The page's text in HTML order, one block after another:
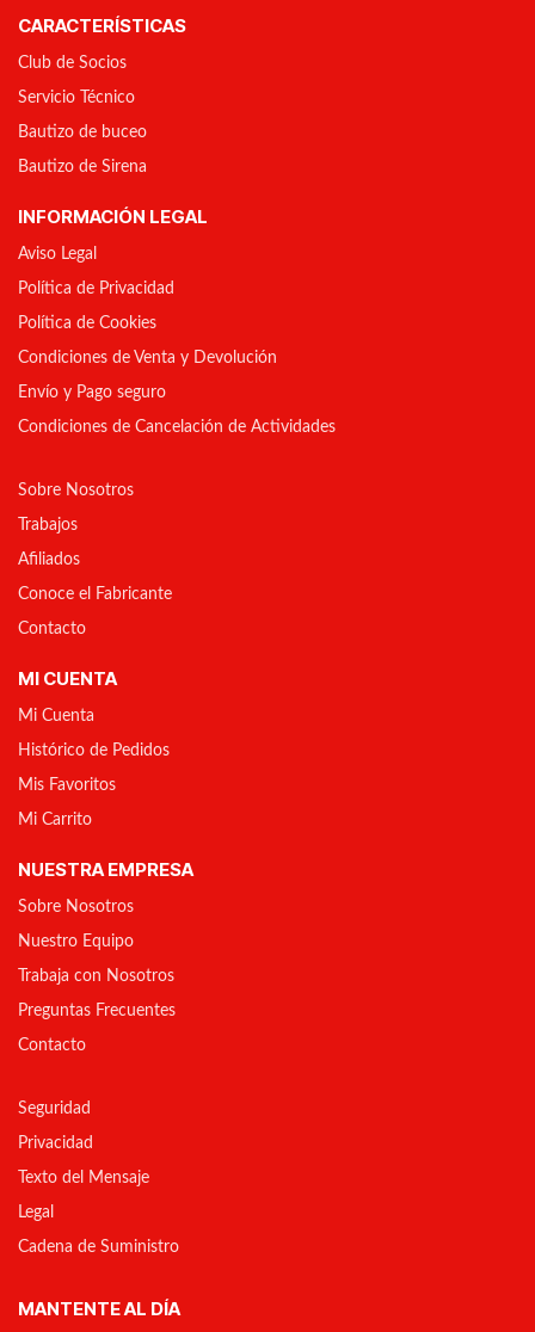
CARACTERÍSTICAS
Club de Socios
Servicio Técnico
Bautizo de buceo
Bautizo de Sirena
INFORMACIÓN LEGAL
Aviso Legal
Política de Privacidad
Política de Cookies
Condiciones de Venta y Devolución
Envío y Pago seguro
Condiciones de Cancelación de Actividades
Sobre Nosotros
Trabajos
Afiliados
Conoce el Fabricante
Contacto
MI CUENTA
Mi Cuenta
Histórico de Pedidos
Mis Favoritos
Mi Carrito
NUESTRA EMPRESA
Sobre Nosotros
Nuestro Equipo
Trabaja con Nosotros
Preguntas Frecuentes
Contacto
Seguridad
Privacidad
Texto del Mensaje
Legal
Cadena de Suministro
MANTENTE AL DÍA